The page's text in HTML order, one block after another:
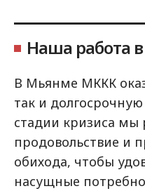
Наша работа
В Мьянме МККК
так и
стадии кризиса мы
продовольствие и
обихода, чтобы
насущные